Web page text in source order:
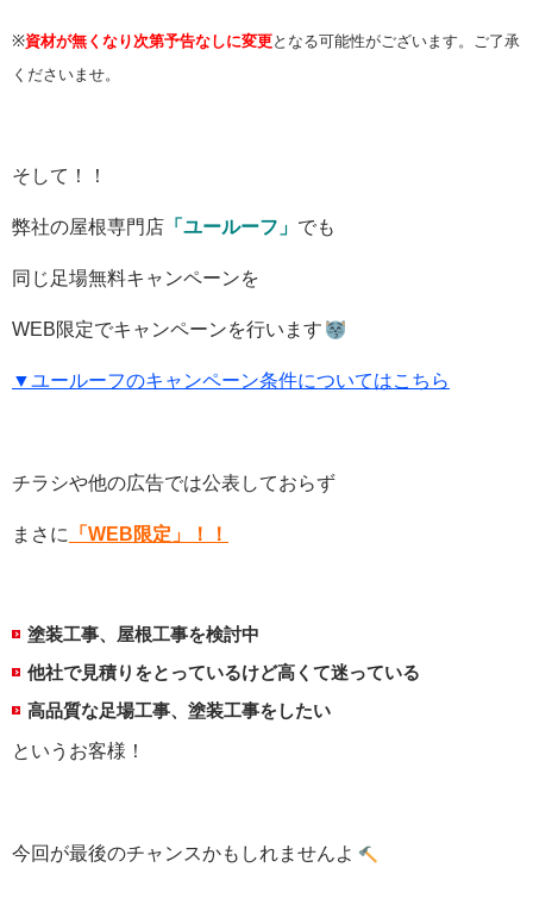
※資材が無くなり次第予告なしに変更となる可能性がございます。ご了承
くださいませ。
そして！！
弊社の屋根専門店 「ユールーフ」 でも
同じ足場無料キャンペーンを
WEB限定でキャンペーンを行います
▼ユールーフのキャンペーン条件についてはこちら
チラシや他の広告では公表しておらず
まさに 「WEB限定」！！
塗装工事、屋根工事を検討中
他社で見積りをとっているけど高くて迷っている
高品質な足場工事、塗装工事をしたい
というお客様！
今回が最後のチャンスかもしれませんよ